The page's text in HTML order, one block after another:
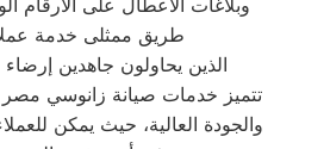
وبلاغات الاعطال على الارقام
طريق ممثلى خدمة
الذين يحاولون جاهدين
تتميز خدمات صيانة زانوسي مصر
والجودة العالية، حيث يمكن